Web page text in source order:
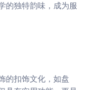
的独特韵味，成为服
的扣饰文化，如盘